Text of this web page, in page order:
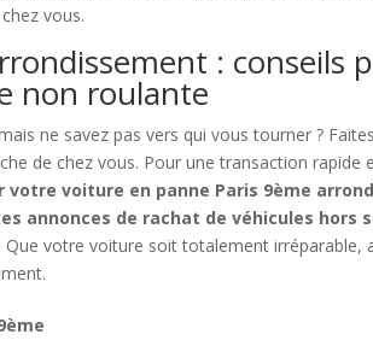
vous.
: conseils
non roulante
ne savez pas vers qui vous tourner ?
de chez vous. Pour une transaction rapide
votre voiture en panne Paris 9ème
annonces de rachat de véhicules hors
. Que votre voiture soit totalement